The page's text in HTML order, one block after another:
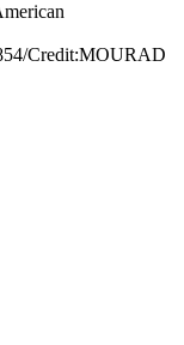
Credit:MOURAD